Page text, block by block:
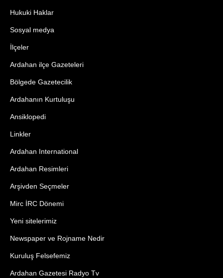
Hukuki Haklar
Sosyal medya
İlçeler
Ardahan ilçe Gazeteleri
Bölgede Gazetecilik
Ardahanın Kurtuluşu
Ansiklopedi
Linkler
Ardahan International
Ardahan Resimleri
Arşivden Seçmeler
Mirc İRC Dönemi
Yeni sitelerimiz
Newspaper ve Rojname Nedir
Kuruluş Felsefemiz
Ardahan Gazetesi Radyo Tv